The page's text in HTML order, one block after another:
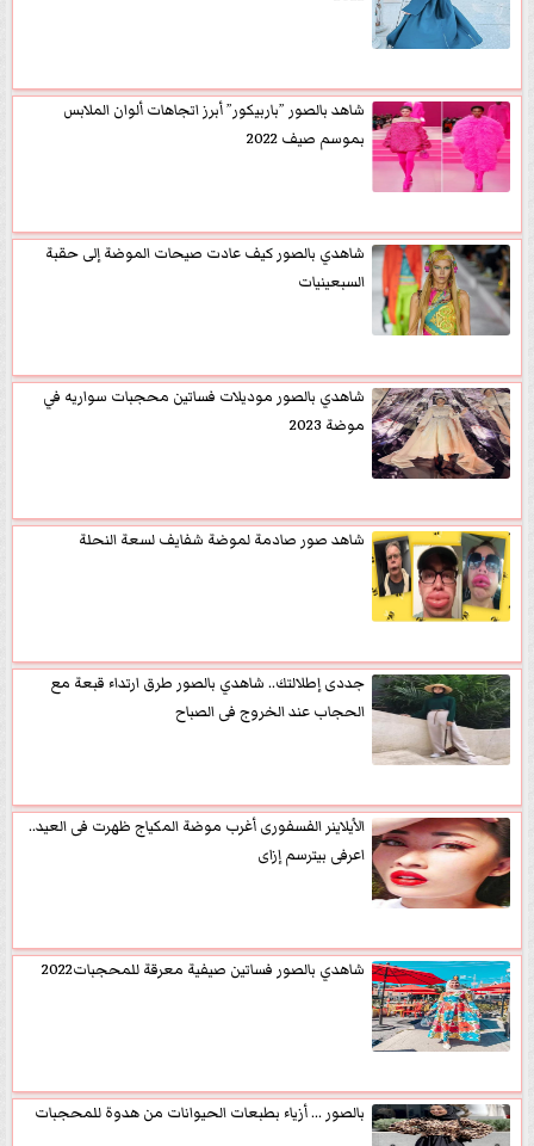
شاهد بالصور ”باربيكور” أبرز اتجاهات ألوان الملابس
بموسم صيف 2022
شاهدي بالصور كيف عادت صيحات الموضة إلى حقبة
السبعينيات
شاهدي بالصور موديلات فساتين محجبات سواريه في
موضة 2023
شاهد صور صادمة لموضة شفايف لسعة النحلة
جددى إطلالتك.. شاهدي بالصور طرق ارتداء قبعة مع
الحجاب عند الخروج فى الصباح
الأيلاينر الفسفورى أغرب موضة المكياج ظهرت فى العيد..
اعرفى بيترسم إزاى
شاهدي بالصور فساتين صيفية معرقة للمحجبات2022
بالصور ... أزياء بطبعات الحيوانات من هدوة للمحجبات